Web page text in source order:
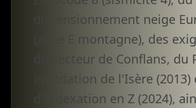
dimensionnement neige
(zone E montagne), des
du secteur de Conflans, du
inondation de l'Isère
d'Indexation en Z (2024),